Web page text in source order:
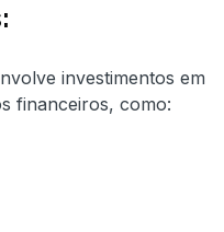
investimentos em
financeiros, como: